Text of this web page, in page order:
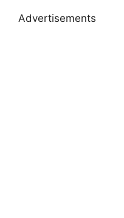
Advertisements